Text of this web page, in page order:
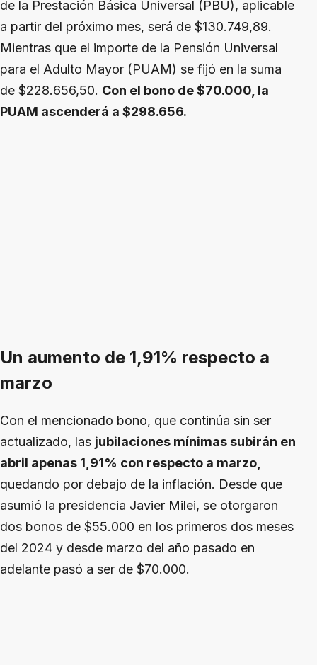
de la Prestación Básica Universal (PBU), aplicable
a partir del próximo mes, será de $130.749,89.
Mientras que el importe de la Pensión Universal
para el Adulto Mayor (PUAM) se fijó en la suma
de $228.656,50. Con el bono de $70.000, la
PUAM ascenderá a $298.656.
Un aumento de 1,91% respecto a
marzo
Con el mencionado bono, que continúa sin ser
actualizado, las jubilaciones mínimas subirán en
abril apenas 1,91% con respecto a marzo,
quedando por debajo de la inflación. Desde que
asumió la presidencia Javier Milei, se otorgaron
dos bonos de $55.000 en los primeros dos meses
del 2024 y desde marzo del año pasado en
adelante pasó a ser de $70.000.